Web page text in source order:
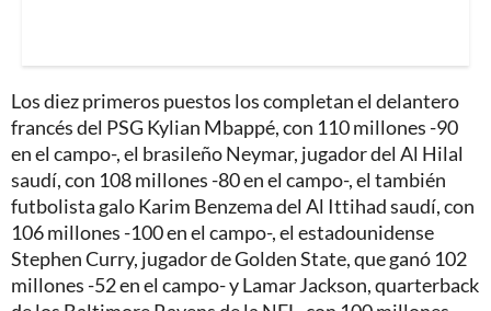
Los diez primeros puestos los completan el delantero
francés del PSG Kylian Mbappé, con 110 millones -90
en el campo-, el brasileño Neymar, jugador del Al Hilal
saudí, con 108 millones -80 en el campo-, el también
futbolista galo Karim Benzema del Al Ittihad saudí, con
106 millones -100 en el campo-, el estadounidense
Stephen Curry, jugador de Golden State, que ganó 102
millones -52 en el campo- y Lamar Jackson, quarterback